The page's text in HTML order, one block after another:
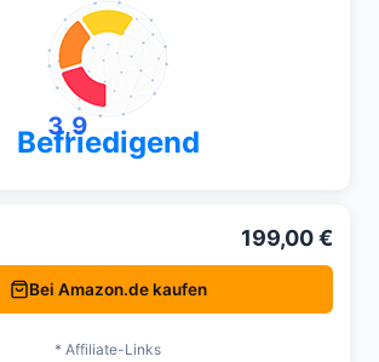
3,9
Befriedigend
199,00 €
Bei Amazon.de kaufen
* Affiliate-Links